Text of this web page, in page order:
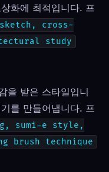
화에 최적입니다. 프
cross-
study
을 받은 스타일입니
를 만들어냅니다. 프
sumi-e style,
brush technique